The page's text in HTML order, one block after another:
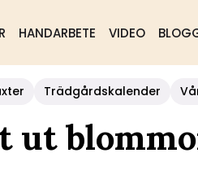
HANDARBETE VIDEO
Trädgårdskalender
ut